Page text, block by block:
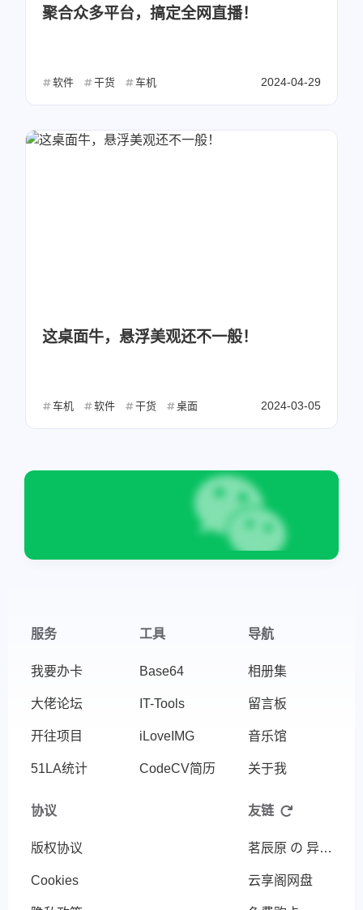
微信 支付宝
聚合众多平台，搞定全网直播！
软件 干货 车机 2024-04-29
这桌面牛，悬浮美观还不一般！
车机 软件 干货 桌面 2024-03-05
服务
我要办卡
大佬论坛
开往项目
51LA统计
工具
Base64
IT-Tools
iLoveIMG
CodeCV简历
导航
相册集
留言板
音乐馆
关于我
协议
版权协议
Cookies
友链
茗辰原 の 异世界
云享阁网盘